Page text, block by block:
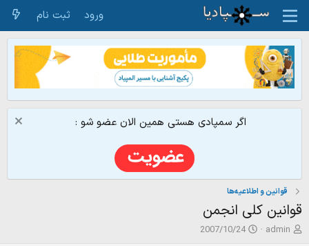
ورود ثبت نام
اگر سمپادی هستی همین الان عضو شو :
قوانین و اطلاعیه‌ها
قوانين كلی انجمن
ش
admin
ت2007/10/24